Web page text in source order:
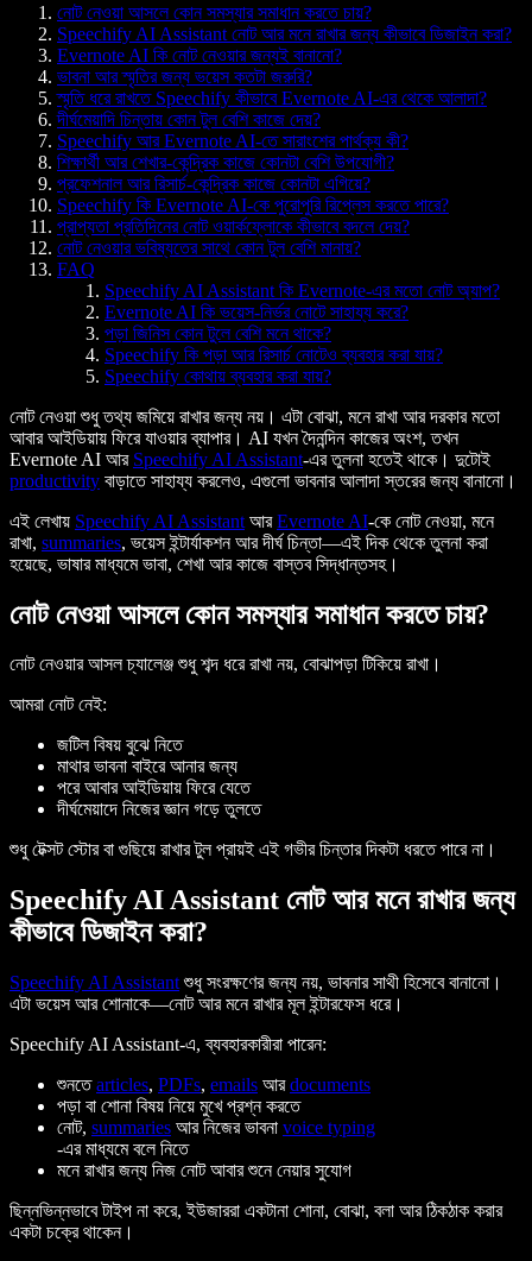
নোট নেওয়া আসলে কোন সমস্যার সমাধান করতে চায়?
Speechify AI Assistant নোট আর মনে রাখার জন্য কীভাবে ডিজাইন করা?
Evernote AI কি নোট নেওয়ার জন্যই বানানো?
ভাবনা আর স্মৃতির জন্য ভয়েস কতটা জরুরি?
স্মৃতি ধরে রাখতে Speechify কীভাবে Evernote AI-এর থেকে আলাদা?
দীর্ঘমেয়াদি চিন্তায় কোন টুল বেশি কাজে দেয়?
Speechify আর Evernote AI-তে সারাংশের পার্থক্য কী?
শিক্ষার্থী আর শেখার-কেন্দ্রিক কাজে কোনটা বেশি উপযোগী?
প্রফেশনাল আর রিসার্চ-কেন্দ্রিক কাজে কোনটা এগিয়ে?
Speechify কি Evernote AI-কে পুরোপুরি রিপ্লেস করতে পারে?
প্রাপ্যতা প্রতিদিনের নোট ওয়ার্কফ্লোকে কীভাবে বদলে দেয়?
নোট নেওয়ার ভবিষ্যতের সাথে কোন টুল বেশি মানায়?
FAQ
Speechify AI Assistant কি Evernote-এর মতো নোট অ্যাপ?
Evernote AI কি ভয়েস-নির্ভর নোটে সাহায্য করে?
পড়া জিনিস কোন টুলে বেশি মনে থাকে?
Speechify কি পড়া আর রিসার্চ নোটেও ব্যবহার করা যায়?
Speechify কোথায় ব্যবহার করা যায়?
নোট নেওয়া শুধু তথ্য জমিয়ে রাখার জন্য নয়। এটা বোঝা, মনে রাখা আর দরকার মতো
আবার আইডিয়ায় ফিরে যাওয়ার ব্যাপার। AI যখন দৈনন্দিন কাজের অংশ, তখন
Evernote AI আর Speechify AI Assistant-এর তুলনা হতেই থাকে। দুটোই
productivity বাড়াতে সাহায্য করলেও, এগুলো ভাবনার আলাদা স্তরের জন্য বানানো।
এই লেখায় Speechify AI Assistant আরEvernote AI-কে নোট নেওয়া, মনে
রাখা, summaries, ভয়েস ইন্টার্যাকশন আর দীর্ঘ চিন্তা—এই দিক থেকে তুলনা করা
হয়েছে, ভাষার মাধ্যমে ভাবা, শেখা আর কাজে বাস্তব সিদ্ধান্তসহ।
নোট নেওয়া আসলে কোন সমস্যার সমাধান করতে চায়?
নোট নেওয়ার আসল চ্যালেঞ্জ শুধু শব্দ ধরে রাখা নয়, বোঝাপড়া টিকিয়ে রাখা।
আমরা নোট নেই:
জটিল বিষয় বুঝে নিতে
মাথার ভাবনা বাইরে আনার জন্য
পরে আবার আইডিয়ায় ফিরে যেতে
দীর্ঘমেয়াদে নিজের জ্ঞান গড়ে তুলতে
শুধু টেক্সট স্টোর বা গুছিয়ে রাখার টুল প্রায়ই এই গভীর চিন্তার দিকটা ধরতে পারে না।
Speechify AI Assistant নোট আর মনে রাখার জন্য
কীভাবে ডিজাইন করা?
Speechify AI Assistantশুধু সংরক্ষণের জন্য নয়, ভাবনার সাথী হিসেবে বানানো।
এটা ভয়েস আর শোনাকে—নোট আর মনে রাখার মূল ইন্টারফেস ধরে।
Speechify AI Assistant-এ, ব্যবহারকারীরা পারেন:
শুনতেarticles, PDFs, emails আরdocuments
পড়া বা শোনা বিষয় নিয়ে মুখে প্রশ্ন করতে
নোট, summaries আর নিজের ভাবনা voice typing
-এর মাধ্যমে বলে নিতে
মনে রাখার জন্য নিজ নোট আবার শুনে নেয়ার সুযোগ
ছিন্নভিন্নভাবে টাইপ না করে, ইউজাররা একটানা শোনা, বোঝা, বলা আর ঠিকঠাক করার
একটা চক্রে থাকেন।